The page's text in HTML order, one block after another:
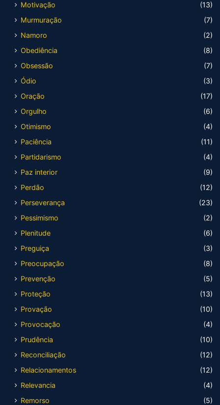
Motivação
(13)
Murmuração
(7)
Namoro
(2)
Obediência
(8)
Obsessão
(7)
Ódio
(3)
Oração
(17)
Orgulho
(6)
Otimismo
(4)
Paciência
(11)
Partidarismo
(4)
Paz interior
(9)
Perdão
(12)
Perseverança
(23)
Pessimismo
(2)
Plenitude
(6)
Preguiça
(3)
Preocupação
(8)
Prevenção
(5)
Proteção
(13)
Provação
(10)
Provocação
(4)
Prudência
(10)
Reconciliação
(12)
Relacionamentos
(12)
Relevancia
(4)
Remorso
(5)